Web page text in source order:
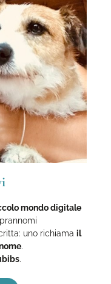
mondo digitale
uno richiama il
.
.